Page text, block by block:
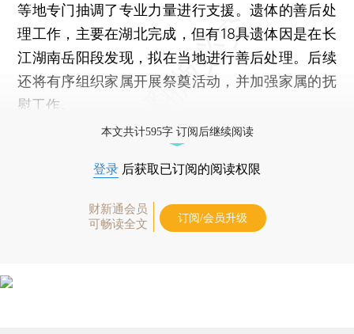
等地专门抽调了专业力量进行支援。遗体的善后处
理工作，主要在湖北完成，但有18具遗体因是在长
江湖南岳阳段发现，拟在当地进行善后处理。后续
还将有序组织家属开展祭奠活动，并加强家属的抚
慰工作。
本文共计595字 订阅后继续阅读
登录 后获取已订阅的阅读权限
财新通会员
可畅读全文
订阅/会员升级